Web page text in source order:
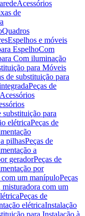
Acessórios
de
Quadros
Espelhos e móveis
EspelhoCom
Com iluminação
para Móveis
de substituição para
Peças de
Acessórios
substituição para
elétricaPeças de
pilhasPeças de
a
geradorPeças de
por
com um manípuloPeças
misturadora com um
Peças de
elétricaInstalação
para Instalação à